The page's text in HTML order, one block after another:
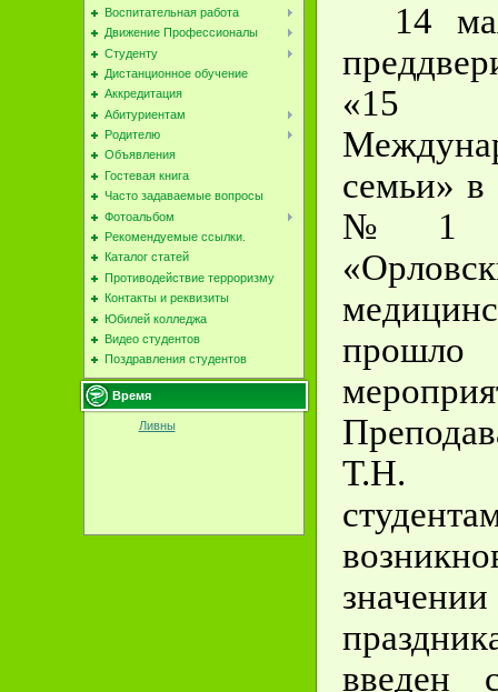
Воспитательная работа
Движение Профессионалы
Студенту
Дистанционное обучение
Аккредитация
Абитуриентам
Родителю
Объявления
Гостевая книга
Часто задаваемые вопросы
Фотоальбом
Рекомендуемые ссылки.
Каталог статей
Противодействие терроризму
Контакты и реквизиты
Юбилей колледжа
Видео студентов
Поздравления студентов
Время
Ливны
14
семьи» в
№1
прошло
Т.Н.
введен